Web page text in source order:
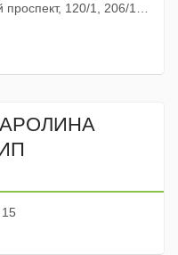
120/1, 206/1 офис; 2 этаж